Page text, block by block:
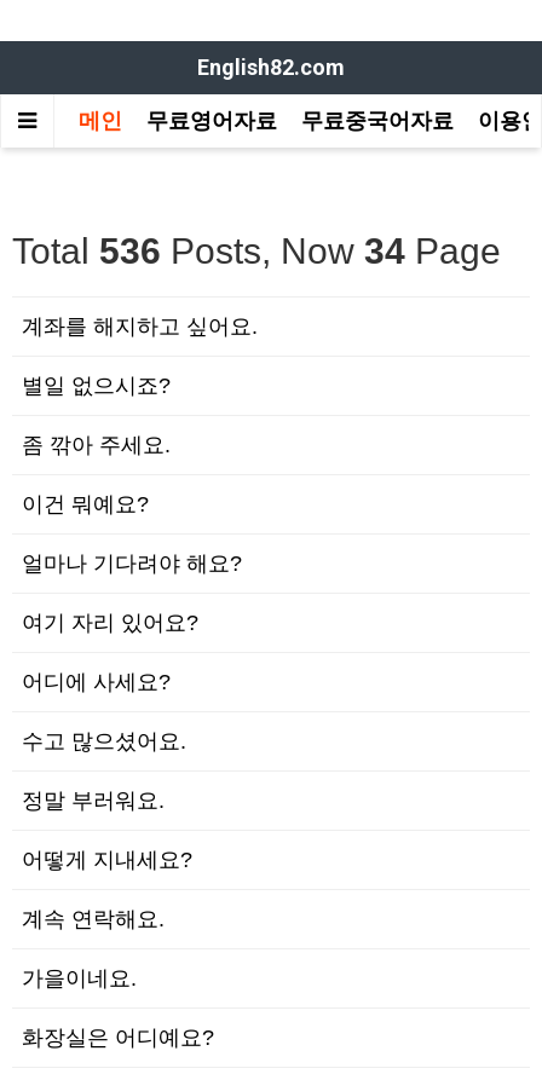
English82.com
메인 무료영어자료 무료중국어자료 이용
Total 536 Posts, Now 34 Page
계좌를 해지하고 싶어요.
별일 없으시죠?
좀 깎아 주세요.
이건 뭐예요?
얼마나 기다려야 해요?
여기 자리 있어요?
어디에 사세요?
수고 많으셨어요.
정말 부러워요.
어떻게 지내세요?
계속 연락해요.
가을이네요.
화장실은 어디예요?